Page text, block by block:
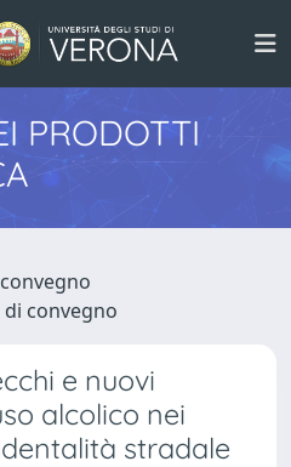
PRODOTTI
convegno
e nuovi
alcolico nei
stradale